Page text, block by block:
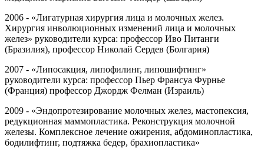
2006 - «Лигатурная хирургия лица и молочных желез.
Хирургия инволюционных изменений лица и молочных
желез» руководители курса: профессор Иво Питанги
(Бразилия), профессор Николай Сердев (Болгария)
2007 - «Липосакция, липофилинг, липошифтинг»
руководители курса: профессор Пьер Франсуа Фурнье
(Франция) профессор Джордж Фелман (Израиль)
2009 - «Эндопротезирование молочных желез, мастопексия,
редукционная маммопластика. Реконструкция молочной
железы. Комплексное лечение ожирения, абдоминопластика,
бодилифтинг, подтяжка бедер, брахиопластика»